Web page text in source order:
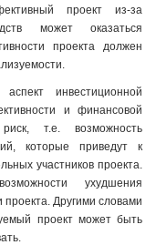
проект из-за
может оказаться
проекта должен
инвестиционной
и финансовой
т.е. возможность
которые приведут к
участников проекта.
ухудшения
Другими словами
проект может быть